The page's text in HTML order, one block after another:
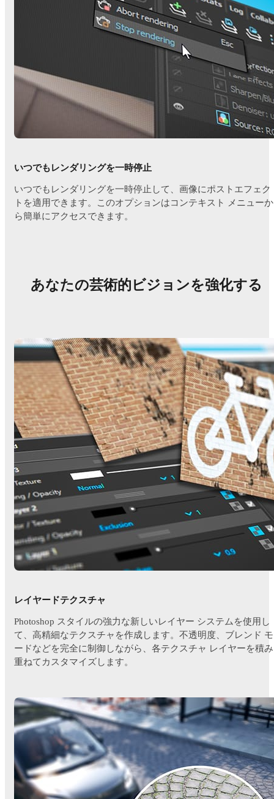
いつでもレンダリングを一時停止
いつでもレンダリングを一時停止して、画像にポストエフェク
トを適用できます。このオプションはコンテキスト メニューか
ら簡単にアクセスできます。
あなたの芸術的ビジョンを強化する
レイヤードテクスチャ
Photoshop スタイルの強力な新しいレイヤー システムを使用し
て、高精細なテクスチャを作成します。不透明度、ブレンド モ
ードなどを完全に制御しながら、各テクスチャ レイヤーを積み
重ねてカスタマイズします。